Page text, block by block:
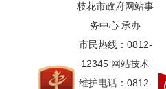
枝花市政府网站事
务中心 承办
市民热线：0812-
12345 网站技术
维护电话：0812-